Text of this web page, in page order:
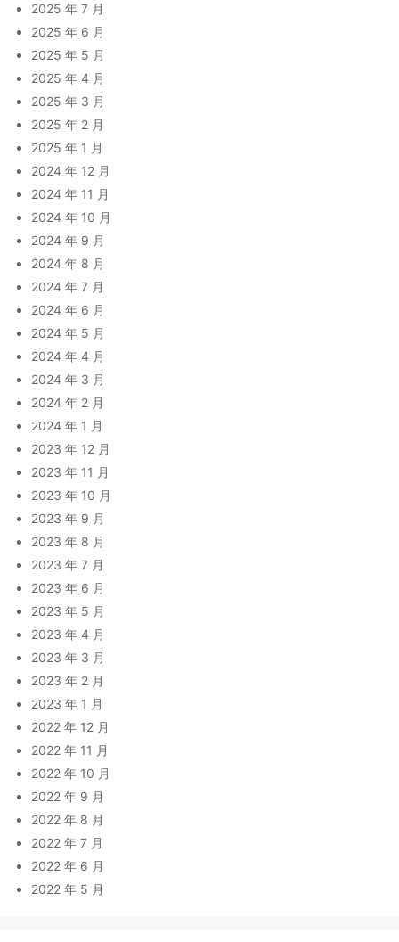
2025 年 7 月
2025 年 6 月
2025 年 5 月
2025 年 4 月
2025 年 3 月
2025 年 2 月
2025 年 1 月
2024 年 12 月
2024 年 11 月
2024 年 10 月
2024 年 9 月
2024 年 8 月
2024 年 7 月
2024 年 6 月
2024 年 5 月
2024 年 4 月
2024 年 3 月
2024 年 2 月
2024 年 1 月
2023 年 12 月
2023 年 11 月
2023 年 10 月
2023 年 9 月
2023 年 8 月
2023 年 7 月
2023 年 6 月
2023 年 5 月
2023 年 4 月
2023 年 3 月
2023 年 2 月
2023 年 1 月
2022 年 12 月
2022 年 11 月
2022 年 10 月
2022 年 9 月
2022 年 8 月
2022 年 7 月
2022 年 6 月
2022 年 5 月